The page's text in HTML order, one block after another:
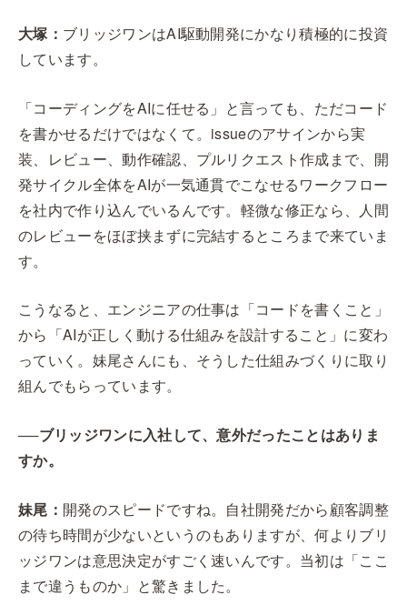
大塚： ブリッジワンはAI駆動開発にかなり積極的に投資
しています。
「コーディングをAIに任せる」と言っても、ただコード
を書かせるだけではなくて。issueのアサインから実
装、レビュー、動作確認、プルリクエスト作成まで、開
発サイクル全体をAIが一気通貫でこなせるワークフロー
を社内で作り込んでいるんです。軽微な修正なら、人間
のレビューをほぼ挟まずに完結するところまで来ていま
す。
こうなると、エンジニアの仕事は「コードを書くこと」
から「AIが正しく動ける仕組みを設計すること」に変わ
っていく。妹尾さんにも、そうした仕組みづくりに取り
組んでもらっています。
──ブリッジワンに入社して、意外だったことはありま
すか。
妹尾： 開発のスピードですね。自社開発だから顧客調整
の待ち時間が少ないというのもありますが、何よりブリ
ッジワンは意思決定がすごく速いんです。当初は「ここ
まで違うものか」と驚きました。